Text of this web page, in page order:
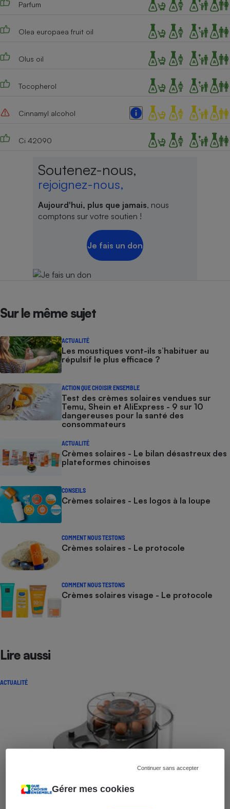
Gérer mes cookies
Continuer sans accepter
Parfum
Olea europaea fruit oil
Olus oil
Tocopherol
Cinnamyl alcohol
Ci 42090
Soutenez-nous,
rejoignez-nous,
Aujourd'hui, plus que jamais, nous
comptons sur votre soutien !
Je fais un don
Sur le même sujet
ACTUALITÉ
Les moustiques vont-ils s’habituer au
répulsif le plus efficace ?
ACTION QUE CHOISIR ENSEMBLE
Test des crèmes solaires vendues sur
Temu, Shein et AliExpress - 9 sur 10
dangereuses pour la santé des
consommateurs
ACTUALITÉ
Crèmes solaires - Le bilan désastreux des
plateformes chinoises
CONSEILS
Crèmes solaires - Les logos à la loupe
COMMENT NOUS TESTONS
Crèmes solaires - Le protocole
COMMENT NOUS TESTONS
Crèmes solaires visage - Le protocole
Lire aussi
ACTUALITÉ